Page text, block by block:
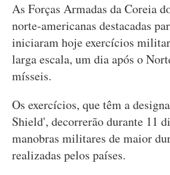
As Forças Armadas da Coreia
norte-americanas destacadas
iniciaram hoje exercícios
larga escala, um dia após o
mísseis.
Os exercícios, que têm a
Shield', decorrerão durante 11
manobras militares de maior
realizadas pelos países.